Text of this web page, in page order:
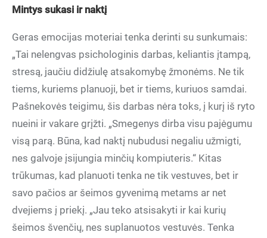
Mintys sukasi ir naktį
Geras emocijas moteriai tenka derinti su sunkumais:
„Tai nelengvas psichologinis darbas, keliantis įtampą,
stresą, jaučiu didžiulę atsakomybę žmonėms. Ne tik
tiems, kuriems planuoji, bet ir tiems, kuriuos samdai.
Pašnekovės teigimu, šis darbas nėra toks, į kurį iš ryto
nueini ir vakare grįžti. „Smegenys dirba visu pajėgumu
visą parą. Būna, kad naktį nubudusi negaliu užmigti,
nes galvoje įsijungia minčių kompiuteris.“ Kitas
trūkumas, kad planuoti tenka ne tik vestuves, bet ir
savo pačios ar šeimos gyvenimą metams ar net
dvejiems į priekį. „Jau teko atsisakyti ir kai kurių
šeimos švenčių, nes suplanuotos vestuvės. Tenka